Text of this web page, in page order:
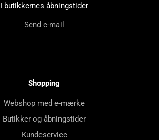
I butikkernes åbningstider
Send e-mail
Shopping
Webshop med e-mærke
Butikker og åbningstider
Kundeservice